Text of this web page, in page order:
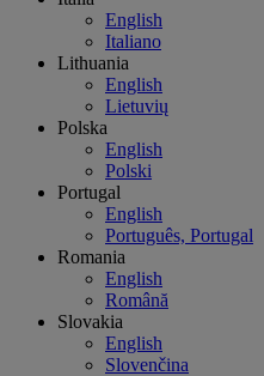
English
Italiano
Lithuania
English
Lietuvių
Polska
English
Polski
Portugal
English
Português, Portugal
Romania
English
Română
Slovakia
English
Slovenčina